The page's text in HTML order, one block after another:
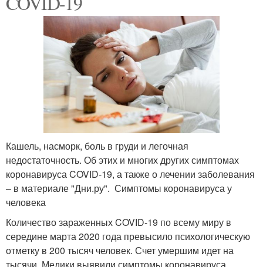
Кашель, насморк, боль в груди и легочная
недостаточность. Об этих и многих других симптомах
коронавируса COVID-19, а также о лечении заболевания
– в материале "Дни.ру". Симптомы коронавируса у
человека
Количество зараженных COVID-19 по всему миру в
середине марта 2020 года превысило психологическую
отметку в 200 тысяч человек. Счет умершим идет на